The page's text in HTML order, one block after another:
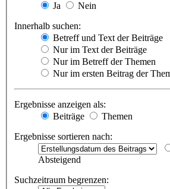
Ja
Nein
Innerhalb suchen:
Betreff und Text der Beiträge
Nur im Text der Beiträge
Nur im Betreff der Themen
Nur im ersten Beitrag der
Ergebnisse anzeigen als:
Beiträge
Themen
Ergebnisse sortieren nach:
Absteigend
Suchzeitraum begrenzen: